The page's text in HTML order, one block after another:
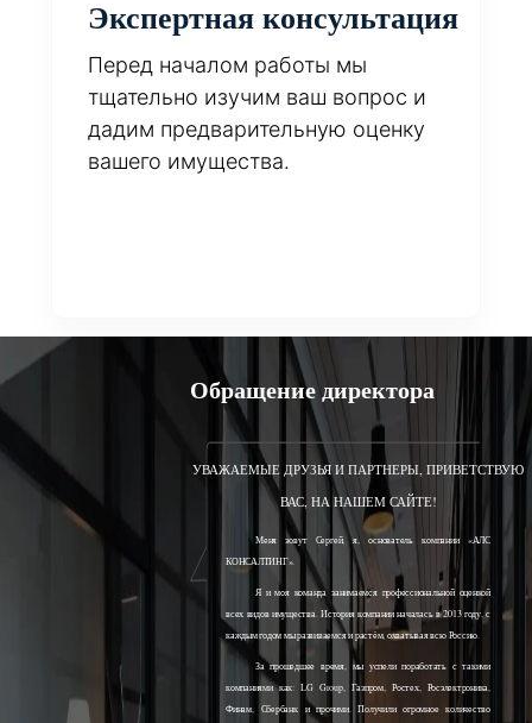
Экспертная консультация
Перед началом работы мы
тщательно изучим ваш вопрос и
дадим предварительную оценку
вашего имущества.
Обращение директора
УВАЖАЕМЫЕ ДРУЗЬЯ И ПАРТНЕРЫ, ПРИВЕТСТВУЮ
ВАС, НА НАШЕМ САЙТЕ!
Меня зовут Сергей, я, основатель компании «АЛС
КОНСАЛТИНГ».
Я и моя команда занимаемся профессиональной оценкой
всех видов имущества. История компании началась в 2013 году, с
каждым годом мы развиваемся и растём, охватывая всю Россию.
За прошедшее время, мы успели поработать с такими
компаниями как: LG Group, Газпром, Ростех, Росэлектроника,
Финам, Сбербанк и прочими. Получили огромное количество